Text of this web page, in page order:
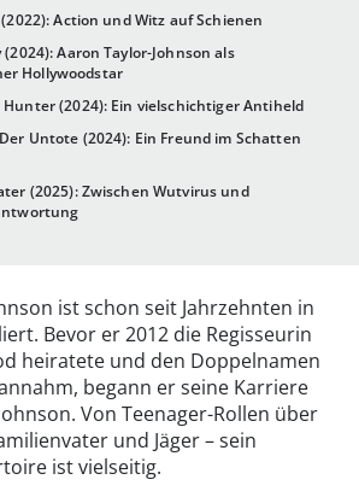
Action und Witz auf Schienen
(2024): Aaron Taylor-Johnson als
Hollywoodstar
Hunter (2024): Ein vielschichtiger Antiheld
Untote (2024): Ein Freund im Schatten
(2025): Zwischen Wutvirus und
ist schon seit Jahrzehnten in
Bevor er 2012 die Regisseurin
heiratete und den Doppelnamen
begann er seine Karriere
Von Teenager-Rollen über
und Jäger – sein
ist vielseitig.